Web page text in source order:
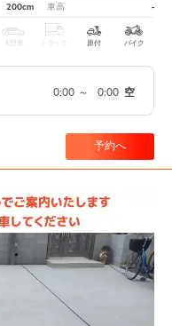
200cm 車高 -
大型車 トラック 原付 バイク
0:00 ～ 0:00 空
予約へ